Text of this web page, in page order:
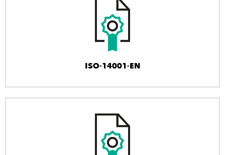
ISO-14001-EN